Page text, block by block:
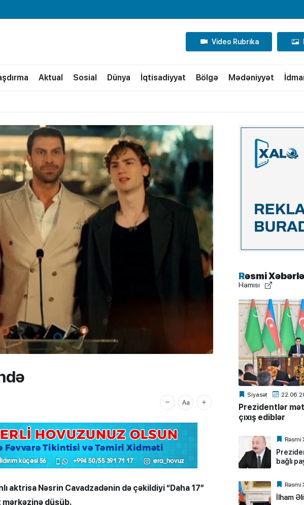
Video Rubrika
Aktual Sosial Dünya İqtisadiyyat Bölgə Mədəniyyət
Nəsrin Cavadzadənin də çəkildiyi “Daha 17”
mərkəzinə düşüb.
Rəsmi
Hamısı
Siyasət
Prezidentlər
çıxış ediblər
Rəsmi
bağlı
Rəsmi
İlham